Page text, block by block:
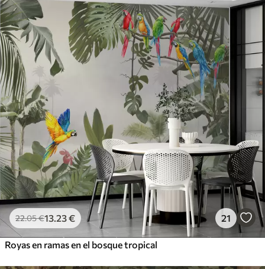
22.05€13 .23€ 21
Royas en ramas en el bosque tropical